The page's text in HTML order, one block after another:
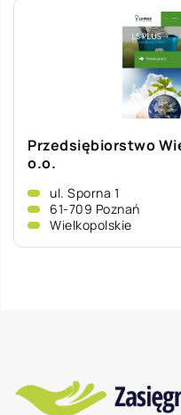
Przedsiębiorstwo
o.o.
ul. Sporna 1
61-709 Poznań
Wielkopolskie